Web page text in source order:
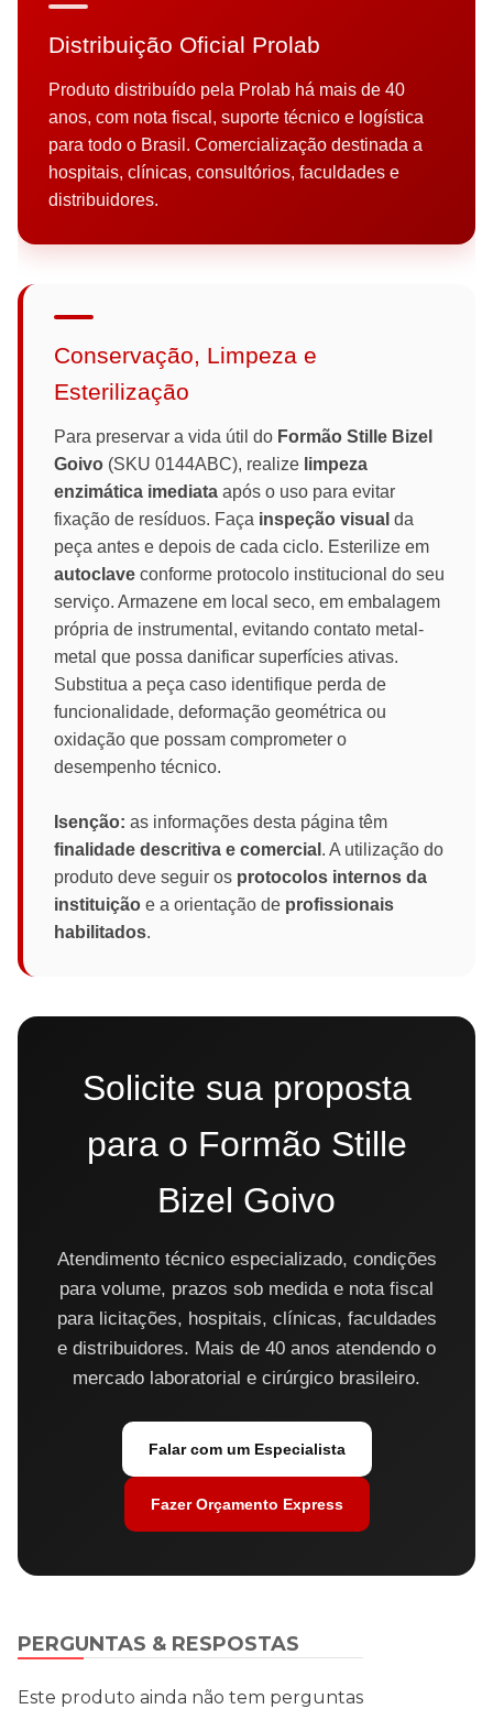
Distribuição Oficial Prolab
Produto distribuído pela Prolab há mais de 40
anos, com nota fiscal, suporte técnico e logística
para todo o Brasil. Comercialização destinada a
hospitais, clínicas, consultórios, faculdades e
distribuidores.
Conservação, Limpeza e
Esterilização
Para preservar a vida útil do Formão Stille Bizel
Goivo (SKU 0144ABC), realize limpeza
enzimática imediata após o uso para evitar
fixação de resíduos. Faça inspeção visual da
peça antes e depois de cada ciclo. Esterilize em
autoclave conforme protocolo institucional do seu
serviço. Armazene em local seco, em embalagem
própria de instrumental, evitando contato metal-
metal que possa danificar superfícies ativas.
Substitua a peça caso identifique perda de
funcionalidade, deformação geométrica ou
oxidação que possam comprometer o
desempenho técnico.
Isenção: as informações desta página têm
finalidade descritiva e comercial . A utilização do
produto deve seguir os protocolos internos da
instituição e a orientação de profissionais
habilitados.
Solicite sua proposta
para o Formão Stille
Bizel Goivo
Atendimento técnico especializado, condições
para volume, prazos sob medida e nota fiscal
para licitações, hospitais, clínicas, faculdades
e distribuidores. Mais de 40 anos atendendo o
mercado laboratorial e cirúrgico brasileiro.
Falar com um Especialista
Fazer Orçamento Express
PERGUNTAS & RESPOSTAS
Este produto ainda não tem perguntas